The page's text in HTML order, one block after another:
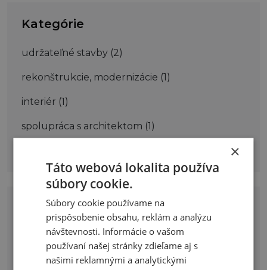
Kategórie
udržateľné stavby (2)
rekonštrukcie, modernizácie (1)
interiér (1)
spolupráca s architektom (1)
Značky
#Architektúra #DizajnNabytku
#Domnamieru #interiér #InteriérovýDizajn
×
Táto webová lokalita používa
súbory cookie.
Súbory cookie používame na
prispôsobenie obsahu, reklám a analýzu
návštevnosti. Informácie o vašom
používaní našej stránky zdieľame aj s
našimi reklamnými a analytickými